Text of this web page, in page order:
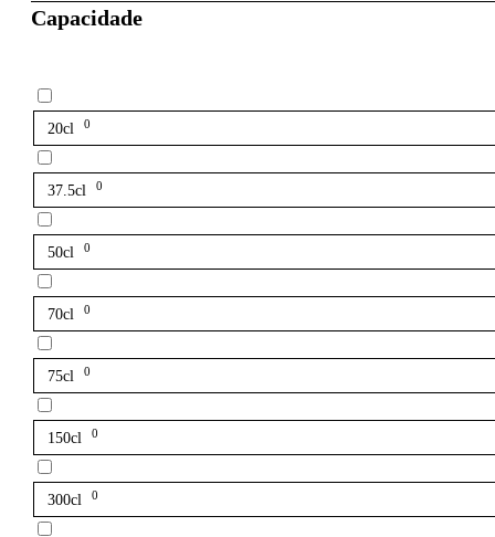
Capacidade
20cl 0
37.5cl 0
50cl 0
70cl 0
75cl 0
150cl 0
300cl 0